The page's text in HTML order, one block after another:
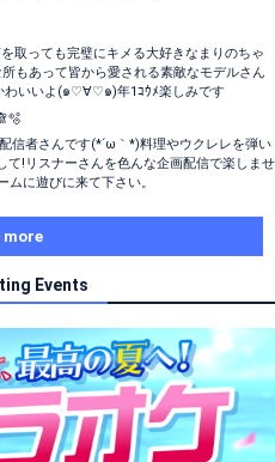
取っても完璧にキメる大好きなまりのちゃ
もあって皆から愛される素敵なモデルさん
わいいよ(๑♡∀♡๑)年1ｺｳﾒ楽しみです
信者さんです(⁠*⁠´⁠ω⁠｀⁠*⁠)料理やウクレレを弾い
て!リスナーさんを色んな企画配信で楽しませ
ムに遊びに来て下さい。
more
Events